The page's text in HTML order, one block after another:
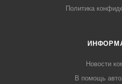
Политика
Новости
В помощь